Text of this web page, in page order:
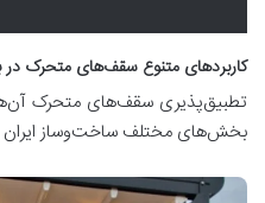
کاربردهای متنوع سقف‌های متحرک
تطبیق‌پذیری سقف‌های متحرک آن‌ها
بخش‌های مختلف ساخت‌وساز